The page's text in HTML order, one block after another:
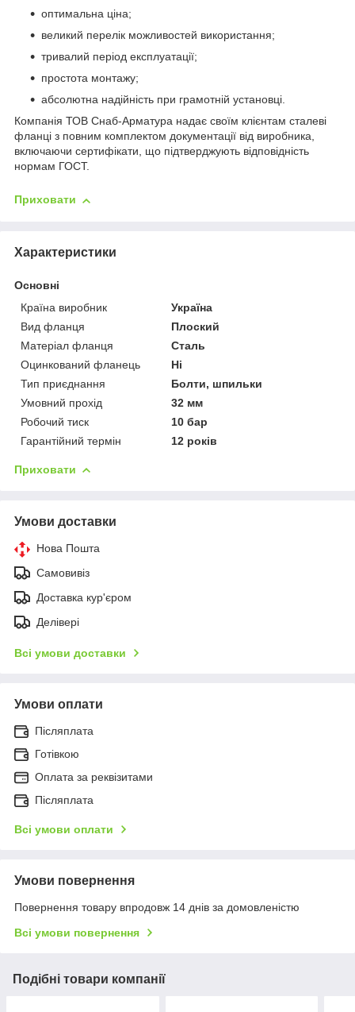
оптимальна ціна;
великий перелік можливостей використання;
тривалий період експлуатації;
простота монтажу;
абсолютна надійність при грамотній установці.
Компанія ТОВ Снаб-Арматура надає своїм клієнтам сталеві
фланці з повним комплектом документації від виробника,
включаючи сертифікати, що підтверджують відповідність
нормам ГОСТ.
Приховати
Характеристики
Основні
Країна виробник
Україна
Вид фланця
Плоский
Матеріал фланця
Сталь
Оцинкований фланець
Ні
Тип приєднання
Болти, шпильки
Умовний прохід
32 мм
Робочий тиск
10 бар
Гарантійний термін
12 років
Приховати
Умови доставки
Нова Пошта
Самовивіз
Доставка кур'єром
Делівері
Всі умови доставки
Умови оплати
Післяплата
Готівкою
Оплата за реквізитами
Післяплата
Всі умови оплати
Умови повернення
Повернення товару впродовж 14 днів за домовленістю
Всі умови повернення
Подібні товари компанії